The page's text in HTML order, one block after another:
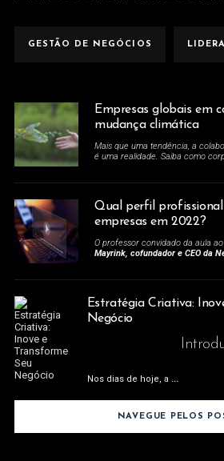
GESTÃO DE NEGÓCIOS
Empresas globais em
mudança climática
Mais que uma tendência, a
é uma realidade. Saiba como
Qual perfil profissional
empresas em 2022?
O professor convidado da aula
Mayrink, cofundador e CEO da
Estratégia Criativa:
Negócio
Nos dias de hoje, a ...
NAVEGUE PELOS